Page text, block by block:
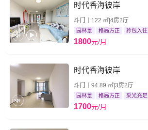
时代香海彼岸
斗门丨122 ㎡|4房2厅
园林景 格局方正 拎包入住
1800元/月
时代香海彼岸
斗门丨94.89 ㎡|3房2厅
园林景 格局方正 采光充足
1700元/月